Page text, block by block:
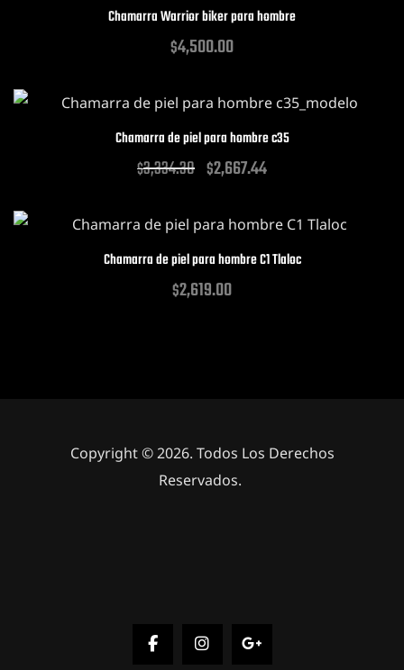
Chamarra Warrior biker para hombre
$4,500.00
Chamarra de piel para hombre c35
$3,334.30 $2,667.44
Chamarra de piel para hombre C1 Tlaloc
$2,619.00
Copyright © 2026. Todos Los Derechos
Reservados.